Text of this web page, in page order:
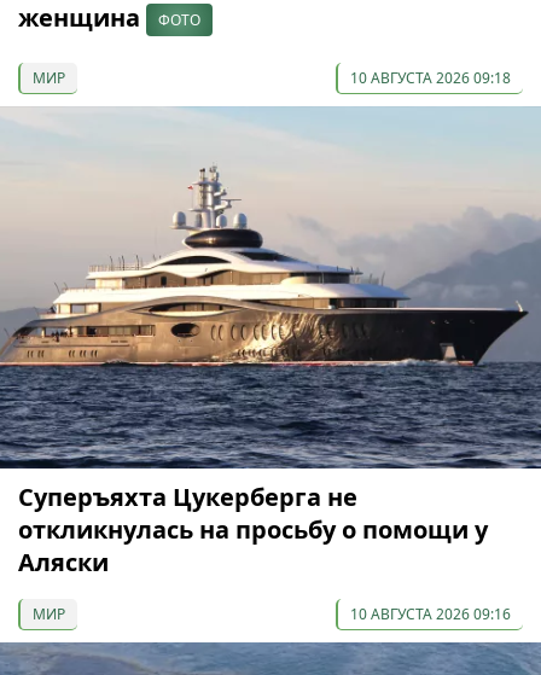
женщина
ФОТО
МИР 10 АВГУСТА 2026 09:18
Суперъяхта Цукерберга не
откликнулась на просьбу о помощи у
Аляски
МИР 10 АВГУСТА 2026 09:16